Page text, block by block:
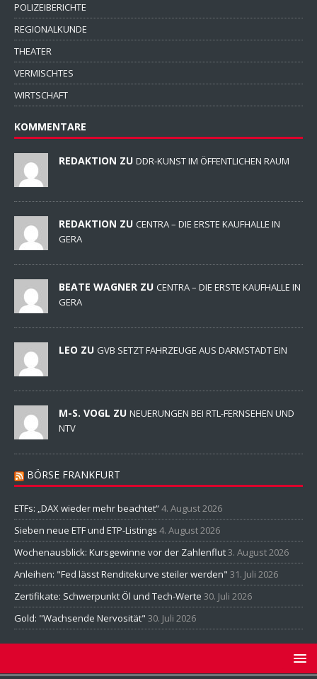
POLIZEIBERICHTE
REGIONALKUNDE
THEATER
VERMISCHTES
WIRTSCHAFT
KOMMENTARE
REDAKTION ZU DDR-KUNST IM ÖFFENTLICHEN RAUM
REDAKTION ZU CENTRA – DIE ERSTE KAUFHALLE IN
GERA
BEATE WAGNER ZU CENTRA – DIE ERSTE KAUFHALLE IN
GERA
LEO ZU GVB SETZT FAHRZEUGE AUS DARMSTADT EIN
M-S. VOGL ZU NEUERUNGEN BEI RTL-FERNSEHEN UND
NTV
BÖRSE FRANKFURT
ETFs: „DAX wieder mehr beachtet“4. August 2026
Sieben neue ETF und ETP-Listings 4. August 2026
Wochenausblick: Kursgewinne vor der Zahlenflut3. August 2026
Anleihen: "Fed lässt Renditekurve steiler werden" 31. Juli 2026
Zertifikate: Schwerpunkt Öl und Tech-Werte 30. Juli 2026
Gold: "Wachsende Nervosität" 30. Juli 2026